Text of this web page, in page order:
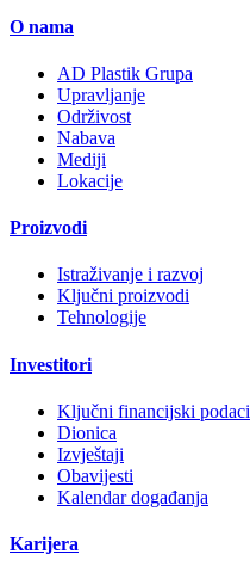
O nama
AD Plastik Grupa
Upravljanje
Održivost
Nabava
Mediji
Lokacije
Proizvodi
Istraživanje i razvoj
Ključni proizvodi
Tehnologije
Investitori
Ključni financijski podaci
Dionica
Izvještaji
Obavijesti
Kalendar događanja
Karijera